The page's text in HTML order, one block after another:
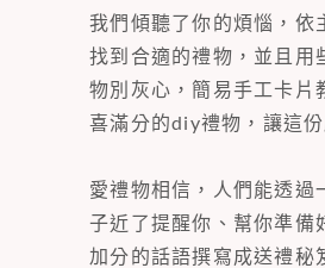
我們傾聽了你的煩惱，依
找到合適的禮物，並且用
物別灰心，簡易手工卡片
喜滿分的diy禮物，讓這
愛禮物相信，人們能透過
子近了提醒你、幫你準備
加分的話語撰寫成送禮秘